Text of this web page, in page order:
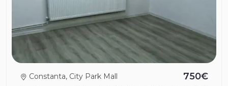
Constanta, City Park Mall 750€